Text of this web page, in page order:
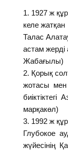
1927 ж
келе
Талас
астам
Жабағылы)
Қорық
жотасы мен
марқакөл)
1992 ж
Глубокое
жүйесінің